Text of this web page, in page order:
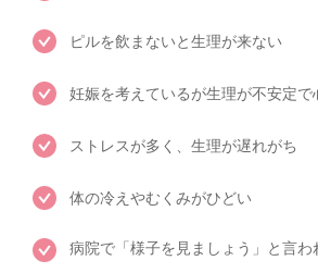
ピルを飲まないと生理が来ない
妊娠を考えているが生理が不安定で
ストレスが多く、生理が遅れがち
体の冷えやむくみがひどい
病院で「様子を見ましょう」と言わ